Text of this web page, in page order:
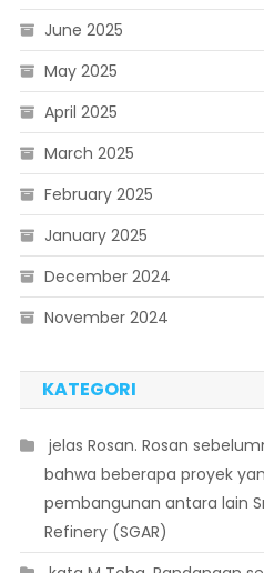
June 2025
May 2025
April 2025
March 2025
February 2025
January 2025
December 2024
November 2024
KATEGORI
 jelas Rosan. Rosan
bahwa beberapa proyek
pembangunan antara lain
Refinery (SGAR)